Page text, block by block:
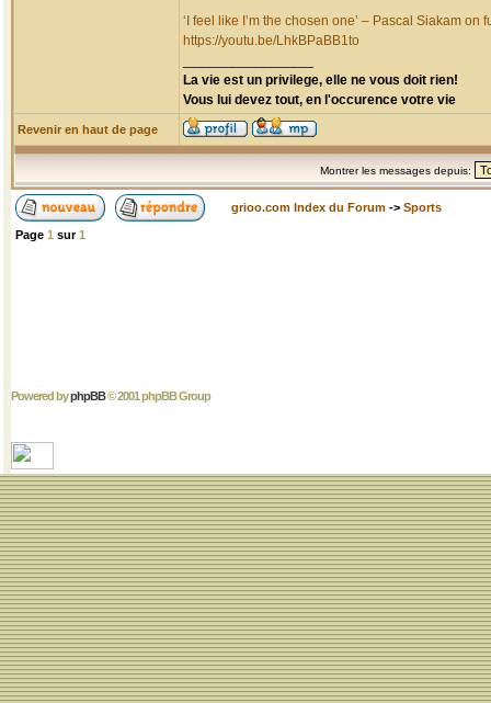
‘I feel like I’m the chosen one’ – Pascal Siakam on
https://youtu.be/LhkBPaBB1to
La vie est un privilege, elle ne vous doit rien!
Vous lui devez tout, en l'occurence votre vie
Revenir en haut de page
Montrer les messages depuis:
grioo.com Index du Forum -> Sports
Page 1 sur1
Powered byphpBB© 2001 phpBB Group